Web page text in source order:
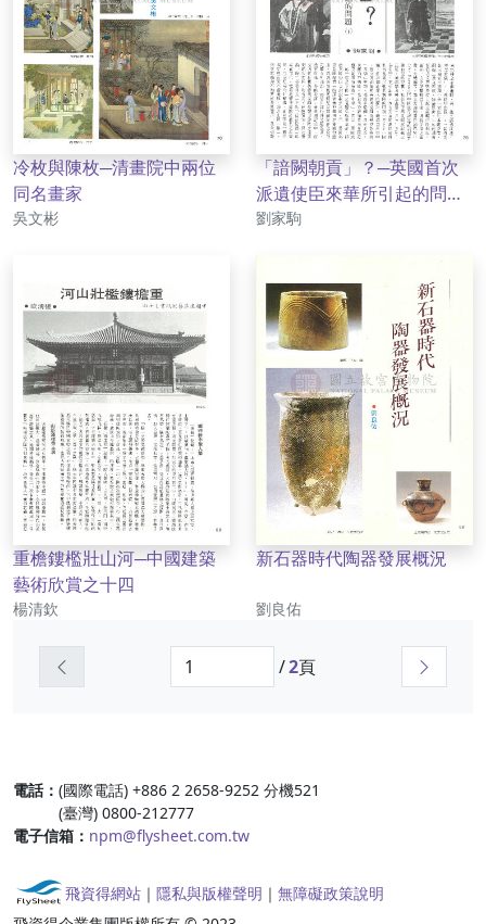
冷枚與陳枚─清畫院中兩位
同名畫家
作者
吳文彬
「諳闕朝貢」？─英國首次
派遺使臣來華所引起的問題
（下）
作者
劉家駒
重檐鏤檻壯山河─中國建築
藝術欣賞之十四
作者
楊清欽
新石器時代陶器發展概況
作者
劉良佑
/2頁
電話： (國際電話) +886 2 2658-9252 分機521
(臺灣) 0800-212777
電子信箱： npm@flysheet.com.tw
飛資得網站 ｜ 隱私與版權聲明 ｜ 無障礙政策說明